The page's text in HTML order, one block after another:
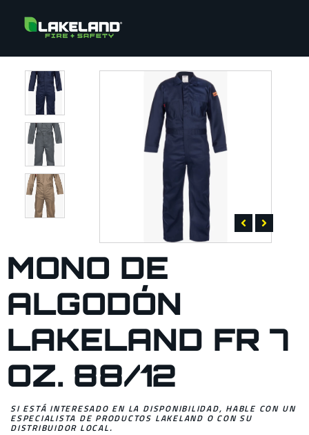
MONO DE
ALGODÓN
LAKELAND FR 7
OZ. 88/12
SI ESTÁ INTERESADO EN LA DISPONIBILIDAD, HABLE CON UN
ESPECIALISTA DE PRODUCTOS LAKELAND O CON SU
DISTRIBUIDOR LOCAL.